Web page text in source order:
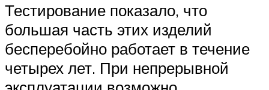
Тестирование показало, что
большая часть этих изделий
бесперебойно работает в течение
четырех лет. При непрерывной